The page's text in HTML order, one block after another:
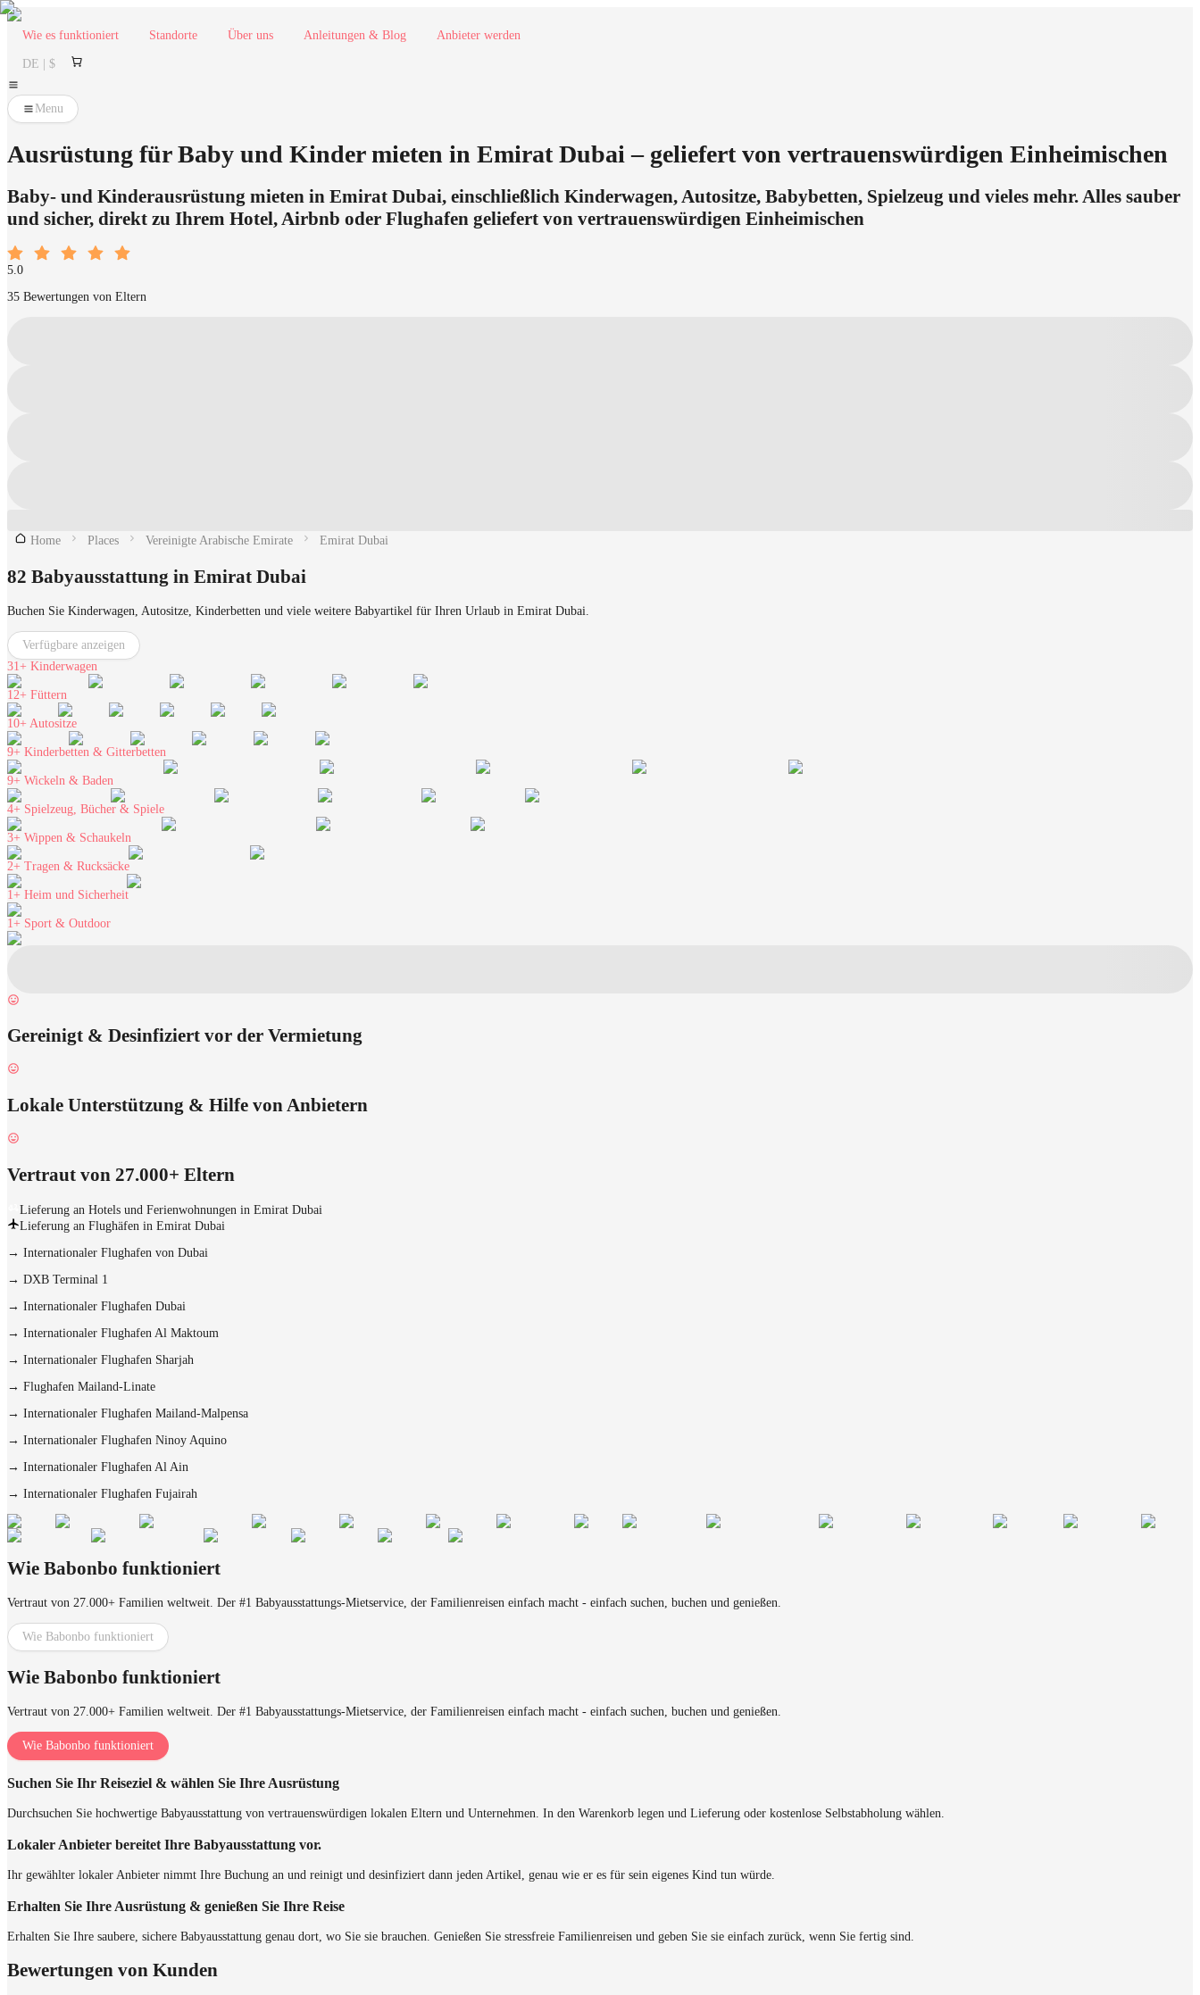
Wie es funktioniert Standorte Über uns Anleitungen & Blog Anbieter werden
DE | $
Menu
Ausrüstung für Baby und Kinder mieten in Emirat Dubai – geliefert von vertrauenswürdigen Einheimischen
Baby- und Kinderausrüstung mieten in Emirat Dubai, einschließlich Kinderwagen, Autositze, Babybetten, Spielzeug und vieles mehr. Alles sauber
und sicher, direkt zu Ihrem Hotel, Airbnb oder Flughafen geliefert von vertrauenswürdigen Einheimischen
5.0
35 Bewertungen von Eltern
Home Places Vereinigte Arabische Emirate Emirat Dubai
82 Babyausstattung in Emirat Dubai
Buchen Sie Kinderwagen, Autositze, Kinderbetten und viele weitere Babyartikel für Ihren Urlaub in Emirat Dubai.
Verfügbare anzeigen
31+ Kinderwagen
12+ Füttern
10+ Autositze
9+ Kinderbetten & Gitterbetten
9+ Wickeln & Baden
4+ Spielzeug, Bücher & Spiele
3+ Wippen & Schaukeln
2+ Tragen & Rucksäcke
1+ Heim und Sicherheit
1+ Sport & Outdoor
Gereinigt & Desinfiziert vor der Vermietung
Lokale Unterstützung & Hilfe von Anbietern
Vertraut von 27.000+ Eltern
Lieferung an Hotels und Ferienwohnungen in Emirat Dubai
Lieferung an Flughäfen in Emirat Dubai
→ Internationaler Flughafen von Dubai
→ DXB Terminal 1
→ Internationaler Flughafen Dubai
→ Internationaler Flughafen Al Maktoum
→ Internationaler Flughafen Sharjah
→ Flughafen Mailand-Linate
→ Internationaler Flughafen Mailand-Malpensa
→ Internationaler Flughafen Ninoy Aquino
→ Internationaler Flughafen Al Ain
→ Internationaler Flughafen Fujairah
Wie Babonbo funktioniert
Vertraut von 27.000+ Familien weltweit. Der #1 Babyausstattungs-Mietservice, der Familienreisen einfach macht - einfach suchen, buchen und genießen.
Wie Babonbo funktioniert
Wie Babonbo funktioniert
Vertraut von 27.000+ Familien weltweit. Der #1 Babyausstattungs-Mietservice, der Familienreisen einfach macht - einfach suchen, buchen und genießen.
Wie Babonbo funktioniert
Suchen Sie Ihr Reiseziel & wählen Sie Ihre Ausrüstung
Durchsuchen Sie hochwertige Babyausstattung von vertrauenswürdigen lokalen Eltern und Unternehmen. In den Warenkorb legen und Lieferung oder kostenlose Selbstabholung wählen.
Lokaler Anbieter bereitet Ihre Babyausstattung vor.
Ihr gewählter lokaler Anbieter nimmt Ihre Buchung an und reinigt und desinfiziert dann jeden Artikel, genau wie er es für sein eigenes Kind tun würde.
Erhalten Sie Ihre Ausrüstung & genießen Sie Ihre Reise
Erhalten Sie Ihre saubere, sichere Babyausstattung genau dort, wo Sie sie brauchen. Genießen Sie stressfreie Familienreisen und geben Sie sie einfach zurück, wenn Sie fertig sind.
Bewertungen von Kunden